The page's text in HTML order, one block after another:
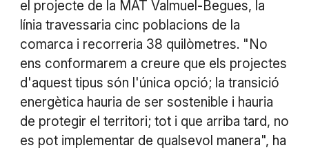
el projecte de la MAT Valmuel-Begues, la
línia travessaria cinc poblacions de la
comarca i recorreria 38 quilòmetres. "No
ens conformarem a creure que els projectes
d'aquest tipus són l'única opció; la transició
energètica hauria de ser sostenible i hauria
de protegir el territori; tot i que arriba tard, no
es pot implementar de qualsevol manera", ha